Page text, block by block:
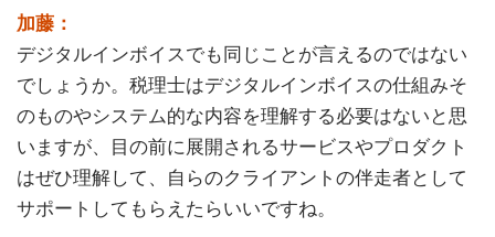
加藤：
デジタルインボイスでも同じことが言えるのではない
でしょうか。税理士はデジタルインボイスの仕組みそ
のものやシステム的な内容を理解する必要はないと思
いますが、目の前に展開されるサービスやプロダクト
はぜひ理解して、自らのクライアントの伴走者として
サポートしてもらえたらいいですね。